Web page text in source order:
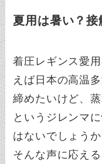
夏用は暑い？接
着圧レギンス愛
えば日本の高温
締めたいけど、
というジレンマ
はないでしょう
そんな声に応え